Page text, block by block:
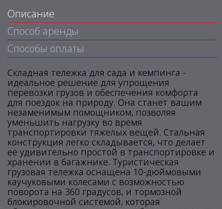
Описание
Способ аренды
Способы оплаты
Складная тележка для сада и кемпинга -
идеальное решение для упрощения
перевозки грузов и обеспечения комфорта
для поездок на природу. Она станет вашим
незаменимым помощником, позволяя
уменьшить нагрузку во время
транспортировки тяжелых вещей. Стальная
конструкция легко складывается, что делает
ее удивительно простой в транспортировке и
хранении в багажнике. Туристическая
грузовая тележка оснащена 10-дюймовыми
каучуковыми колесами с возможностью
поворота на 360 градусов, и тормозной
блокировочной системой, которая